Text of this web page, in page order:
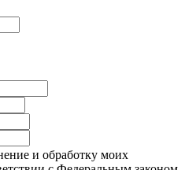
и обработку моих